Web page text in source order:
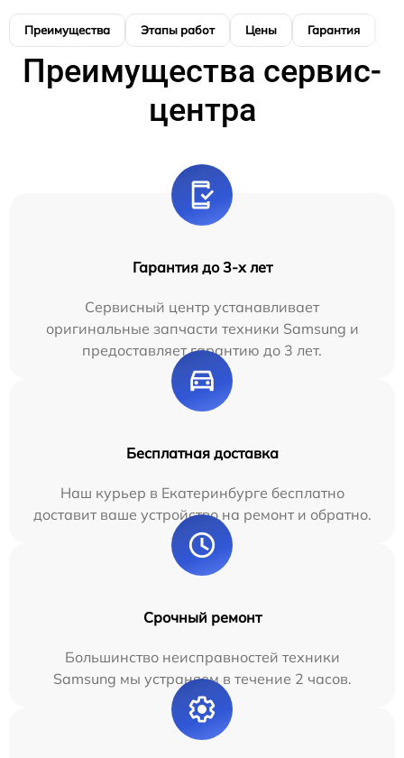
Преимущества Этапы работ Цены Гарантия
Преимущества сервис-
центра
Гарантия до 3-х лет
Сервисный центр устанавливает
оригинальные запчасти техники Samsung и
предоставляет гарантию до 3 лет.
Бесплатная доставка
Наш курьер в Екатеринбурге бесплатно
доставит ваше устройство на ремонт и обратно.
Срочный ремонт
Большинство неисправностей техники
Samsung мы устраняем в течение 2 часов.